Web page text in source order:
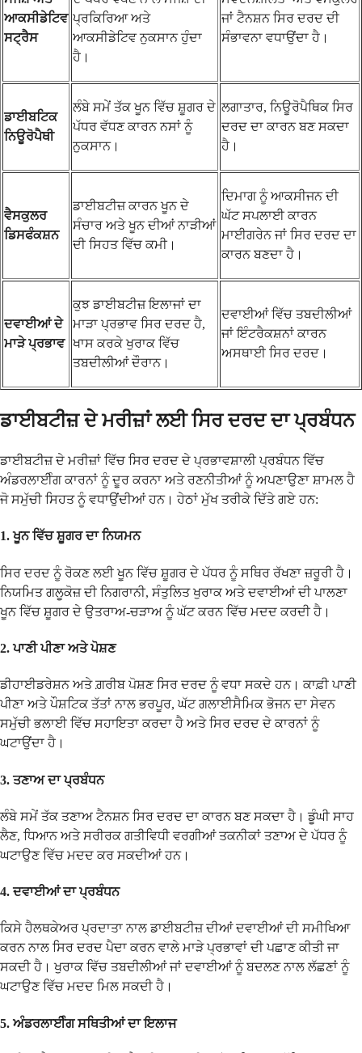
ਆਕਸੀਡੇਟਿਵ
ਸਟ੍ਰੈਸ
ਪ੍ਰਕਿਰਿਆ ਅਤੇ
ਆਕਸੀਡੇਟਿਵ ਨੁਕਸਾਨ ਹੁੰਦਾ
ਹੈ।
ਜਾਂ ਟੈਨਸ਼ਨ ਸਿਰ ਦਰਦ ਦੀ
ਸੰਭਾਵਨਾ ਵਧਾਉਂਦਾ ਹੈ।
ਡਾਈਬਟਿਕ
ਨਿਊਰੋਪੈਥੀ
ਲੰਬੇ ਸਮੇਂ ਤੱਕ ਖੂਨ ਵਿੱਚ ਸ਼ੂਗਰ ਦੇ
ਪੱਧਰ ਵੱਧਣ ਕਾਰਨ ਨਸਾਂ ਨੂੰ
ਨੁਕਸਾਨ।
ਲਗਾਤਾਰ, ਨਿਊਰੋਪੈਥਿਕ ਸਿਰ
ਦਰਦ ਦਾ ਕਾਰਨ ਬਣ ਸਕਦਾ
ਹੈ।
ਵੈਸਕੁਲਰ
ਡਿਸਫੰਕਸ਼ਨ
ਡਾਈਬਟੀਜ਼ ਕਾਰਨ ਖੂਨ ਦੇ
ਸੰਚਾਰ ਅਤੇ ਖੂਨ ਦੀਆਂ ਨਾੜੀਆਂ
ਦੀ ਸਿਹਤ ਵਿੱਚ ਕਮੀ।
ਦਿਮਾਗ ਨੂੰ ਆਕਸੀਜਨ ਦੀ
ਘੱਟ ਸਪਲਾਈ ਕਾਰਨ
ਮਾਈਗਰੇਨ ਜਾਂ ਸਿਰ ਦਰਦ ਦਾ
ਕਾਰਨ ਬਣਦਾ ਹੈ।
ਦਵਾਈਆਂ ਦੇ
ਮਾੜੇ ਪ੍ਰਭਾਵ
ਕੁਝ ਡਾਈਬਟੀਜ਼ ਇਲਾਜਾਂ ਦਾ
ਮਾੜਾ ਪ੍ਰਭਾਵ ਸਿਰ ਦਰਦ ਹੈ,
ਖਾਸ ਕਰਕੇ ਖੁਰਾਕ ਵਿੱਚ
ਤਬਦੀਲੀਆਂ ਦੌਰਾਨ।
ਦਵਾਈਆਂ ਵਿੱਚ ਤਬਦੀਲੀਆਂ
ਜਾਂ ਇੰਟਰੈਕਸ਼ਨਾਂ ਕਾਰਨ
ਅਸਥਾਈ ਸਿਰ ਦਰਦ।
ਡਾਈਬਟੀਜ਼ ਦੇ ਮਰੀਜ਼ਾਂ ਲਈ ਸਿਰ ਦਰਦ ਦਾ ਪ੍ਰਬੰਧਨ
ਡਾਈਬਟੀਜ਼ ਦੇ ਮਰੀਜ਼ਾਂ ਵਿੱਚ ਸਿਰ ਦਰਦ ਦੇ ਪ੍ਰਭਾਵਸ਼ਾਲੀ ਪ੍ਰਬੰਧਨ ਵਿੱਚ
ਅੰਡਰਲਾਈੰਗ ਕਾਰਨਾਂ ਨੂੰ ਦੂਰ ਕਰਨਾ ਅਤੇ ਰਣਨੀਤੀਆਂ ਨੂੰ ਅਪਣਾਉਣਾ ਸ਼ਾਮਲ ਹੈ
ਜੋ ਸਮੁੱਚੀ ਸਿਹਤ ਨੂੰ ਵਧਾਉਂਦੀਆਂ ਹਨ। ਹੇਠਾਂ ਮੁੱਖ ਤਰੀਕੇ ਦਿੱਤੇ ਗਏ ਹਨ:
1.ਖੂਨ ਵਿੱਚ ਸ਼ੂਗਰ ਦਾ ਨਿਯਮਨ
ਸਿਰ ਦਰਦ ਨੂੰ ਰੋਕਣ ਲਈ ਖੂਨ ਵਿੱਚ ਸ਼ੂਗਰ ਦੇ ਪੱਧਰ ਨੂੰ ਸਥਿਰ ਰੱਖਣਾ ਜ਼ਰੂਰੀ ਹੈ।
ਨਿਯਮਿਤ ਗਲੂਕੋਜ਼ ਦੀ ਨਿਗਰਾਨੀ, ਸੰਤੁਲਿਤ ਖੁਰਾਕ ਅਤੇ ਦਵਾਈਆਂ ਦੀ ਪਾਲਣਾ
ਖੂਨ ਵਿੱਚ ਸ਼ੂਗਰ ਦੇ ਉਤਰਾਅ-ਚੜਾਅ ਨੂੰ ਘੱਟ ਕਰਨ ਵਿੱਚ ਮਦਦ ਕਰਦੀ ਹੈ।
2.ਪਾਣੀ ਪੀਣਾ ਅਤੇ ਪੋਸ਼ਣ
ਡੀਹਾਈਡਰੇਸ਼ਨ ਅਤੇ ਗ਼ਰੀਬ ਪੋਸ਼ਣ ਸਿਰ ਦਰਦ ਨੂੰ ਵਧਾ ਸਕਦੇ ਹਨ। ਕਾਫ਼ੀ ਪਾਣੀ
ਪੀਣਾ ਅਤੇ ਪੌਸ਼ਟਿਕ ਤੱਤਾਂ ਨਾਲ ਭਰਪੂਰ, ਘੱਟ ਗਲਾਈਸੈਮਿਕ ਭੋਜਨ ਦਾ ਸੇਵਨ
ਸਮੁੱਚੀ ਭਲਾਈ ਵਿੱਚ ਸਹਾਇਤਾ ਕਰਦਾ ਹੈ ਅਤੇ ਸਿਰ ਦਰਦ ਦੇ ਕਾਰਨਾਂ ਨੂੰ
ਘਟਾਉਂਦਾ ਹੈ।
3. ਤਣਾਅ ਦਾ ਪ੍ਰਬੰਧਨ
ਲੰਬੇ ਸਮੇਂ ਤੱਕ ਤਣਾਅ ਟੈਨਸ਼ਨ ਸਿਰ ਦਰਦ ਦਾ ਕਾਰਨ ਬਣ ਸਕਦਾ ਹੈ। ਡੂੰਘੀ ਸਾਹ
ਲੈਣ, ਧਿਆਨ ਅਤੇ ਸਰੀਰਕ ਗਤੀਵਿਧੀ ਵਰਗੀਆਂ ਤਕਨੀਕਾਂ ਤਣਾਅ ਦੇ ਪੱਧਰ ਨੂੰ
ਘਟਾਉਣ ਵਿੱਚ ਮਦਦ ਕਰ ਸਕਦੀਆਂ ਹਨ।
4.ਦਵਾਈਆਂ ਦਾ ਪ੍ਰਬੰਧਨ
ਕਿਸੇ ਹੈਲਥਕੇਅਰ ਪ੍ਰਦਾਤਾ ਨਾਲ ਡਾਈਬਟੀਜ਼ ਦੀਆਂ ਦਵਾਈਆਂ ਦੀ ਸਮੀਖਿਆ
ਕਰਨ ਨਾਲ ਸਿਰ ਦਰਦ ਪੈਦਾ ਕਰਨ ਵਾਲੇ ਮਾੜੇ ਪ੍ਰਭਾਵਾਂ ਦੀ ਪਛਾਣ ਕੀਤੀ ਜਾ
ਸਕਦੀ ਹੈ। ਖੁਰਾਕ ਵਿੱਚ ਤਬਦੀਲੀਆਂ ਜਾਂ ਦਵਾਈਆਂ ਨੂੰ ਬਦਲਣ ਨਾਲ ਲੱਛਣਾਂ ਨੂੰ
ਘਟਾਉਣ ਵਿੱਚ ਮਦਦ ਮਿਲ ਸਕਦੀ ਹੈ।
5. ਅੰਡਰਲਾਈੰਗ ਸਥਿਤੀਆਂ ਦਾ ਇਲਾਜ